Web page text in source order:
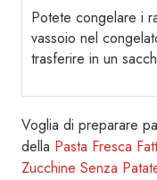
Potete congelare i
vassoio nel
trasferire in un
Voglia di preparare
della Pasta Fresca
Zucchine Senza